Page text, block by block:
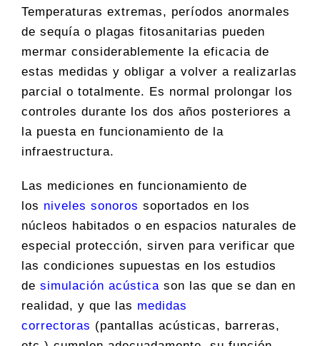
Temperaturas extremas, períodos anormales
de sequía o plagas fitosanitarias pueden
mermar considerablemente la eficacia de
estas medidas y obligar a volver a realizarlas
parcial o totalmente. Es normal prolongar los
controles durante los dos años posteriores a
la puesta en funcionamiento de la
infraestructura.
Las mediciones en funcionamiento de
los niveles sonoros soportados en los
núcleos habitados o en espacios naturales de
especial protección, sirven para verificar que
las condiciones supuestas en los estudios
de simulación acústicason las que se dan en
realidad, y que las medidas
correctoras (pantallas acústicas, barreras,